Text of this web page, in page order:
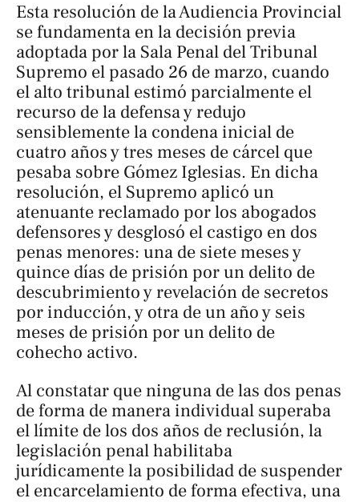
Esta resolución de la Audiencia Provincial
se fundamenta en la decisión previa
adoptada por la Sala Penal del Tribunal
Supremo el pasado 26 de marzo, cuando
el alto tribunal estimó parcialmente el
recurso de la defensa y redujo
sensiblemente la condena inicial de
cuatro años y tres meses de cárcel que
pesaba sobre Gómez Iglesias. En dicha
resolución, el Supremo aplicó un
atenuante reclamado por los abogados
defensores y desglosó el castigo en dos
penas menores: una de siete meses y
quince días de prisión por un delito de
descubrimiento y revelación de secretos
por inducción, y otra de un año y seis
meses de prisión por un delito de
cohecho activo.
Al constatar que ninguna de las dos penas
de forma de manera individual superaba
el límite de los dos años de reclusión, la
legislación penal habilitaba
jurídicamente la posibilidad de suspender
el encarcelamiento de forma efectiva, una